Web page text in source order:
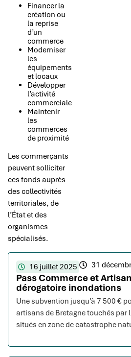
Financer la
création ou
la reprise
d’un
commerce
Moderniser
les
équipements
et locaux
Développer
l’activité
commerciale
Maintenir
les
commerces
de proximité
Les commerçants
peuvent solliciter
ces fonds auprès
des collectivités
territoriales, de
l’État et des
organismes
spécialisés.
16 juillet 2025 31
Pass Commerce et
dérogatoire inondations
Une subvention jusqu’à 7 500 €
artisans de Bretagne touchés par
situés en zone de catastrophe